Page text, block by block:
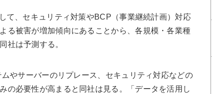
て、セキュリティ対策やBCP（事業継続計画）対応
る被害が増加傾向にあることから、各規模・各業種
社は予測する。
やサーバーのリプレース、セキュリティ対応などの
の必要性が高まると同社は見る。「データを活用し